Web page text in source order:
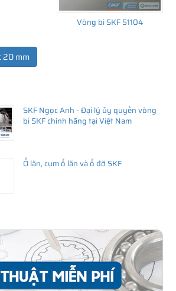
Vòng bi SKF 51104
20 mm
SKF Ngọc Anh - Đại lý ủy quyền vòng
bi SKF chính hãng tại Việt Nam
Ổ lăn, cụm ổ lăn và ổ đỡ SKF